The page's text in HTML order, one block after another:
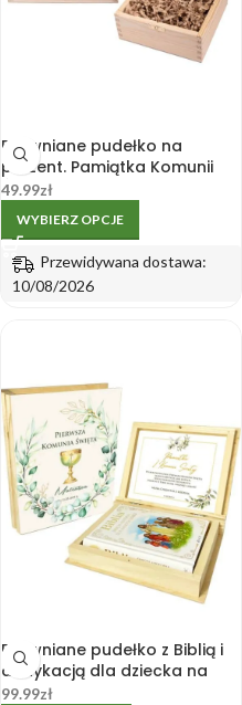
Drewniane pudełko na
prezent. Pamiątka Komunii
Świętej. Grawer
49.99zł
WYBIERZ OPCJE
Przewidywana dostawa:
10/08/2026
Drewniane pudełko z Biblią i
dedykacją dla dziecka na
Pierwszą Komunię K3
99.99zł